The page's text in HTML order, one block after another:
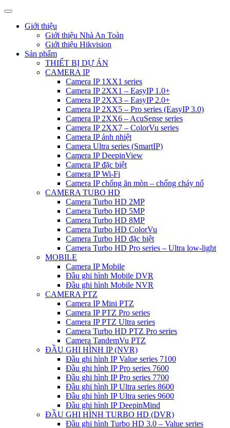
Giới thiệu
Giới thiệu Nhà An Toàn
Giới thiệu Hikvision
Sản phẩm
THIẾT BỊ DỰ ÁN
CAMERA IP
Camera IP 1XX1 series
Camera IP 2XX1 – EasyIP 1.0+
Camera IP 2XX3 – EasyIP 2.0+
Camera IP 2XX5 – Pro series (EasyIP 3.0)
Camera IP 2XX6 – AcuSense series
Camera IP 2XX7 – ColorVu series
Camera IP ảnh nhiệt
Camera Ultra series (SmartIP)
Camera IP DeepinView
Camera IP đặc biệt
Camera IP Wi-Fi
Camera IP chống ăn mòn – chống cháy nổ
CAMERA TUBO HD
Camera Turbo HD 2MP
Camera Turbo HD 5MP
Camera Turbo HD 8MP
Camera Turbo HD ColorVu
Camera Turbo HD đặc biệt
Camera Turbo HD Pro series – Ultra low-light
MOBILE
Camera IP Mobile
Đầu ghi hình Mobile DVR
Đầu ghi hình Mobile NVR
CAMERA PTZ
Camera IP Mini PTZ
Camera IP PTZ Pro series
Camera IP PTZ Ultra series
Camera Turbo HD PTZ Pro series
Camera TandemVu PTZ
ĐẦU GHI HÌNH IP (NVR)
Đầu ghi hình IP Value series 7100
Đầu ghi hình IP Pro series 7600
Đầu ghi hình IP Pro series 7700
Đầu ghi hình IP Ultra series 8600
Đầu ghi hình IP Ultra series 9600
Đầu ghi hình IP DeepinMind
ĐẦU GHI HÌNH TURBO HD (DVR)
Đầu ghi hình Turbo HD 3.0 – Value series